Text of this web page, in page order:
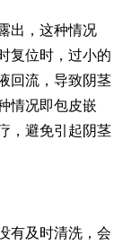
出，这种情况
复位时，过小的
回流，导致阴茎
情况即包皮嵌
，避免引起阴茎
及时清洗，会